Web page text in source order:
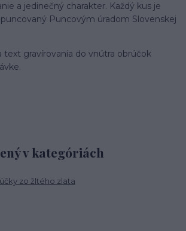
a jedinečný charakter. Každý kus je
Puncovým úradom Slovenskej
text gravírovania do vnútra obrúčok
v kategóriách
zo žltého zlata